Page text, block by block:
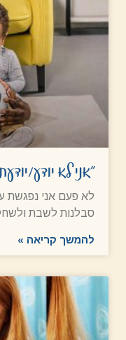
"אני לא יודע/
לא פעם אני נפגשת
סבלנות לשבת
להמשך קריאה »